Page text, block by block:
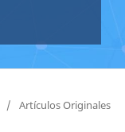
/ Artículos Originales